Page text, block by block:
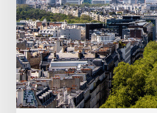
et
la
valorisation
de
son
patrimoine
végétal